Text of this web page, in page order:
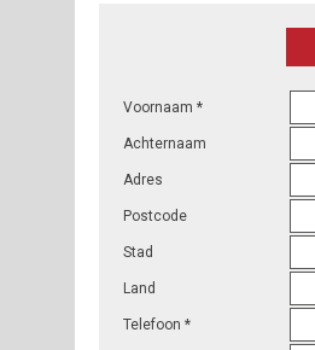
Voornaam *
Achternaam
Adres
Postcode
Stad
Land
Telefoon *